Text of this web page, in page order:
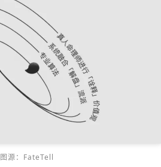
图源：FateTell